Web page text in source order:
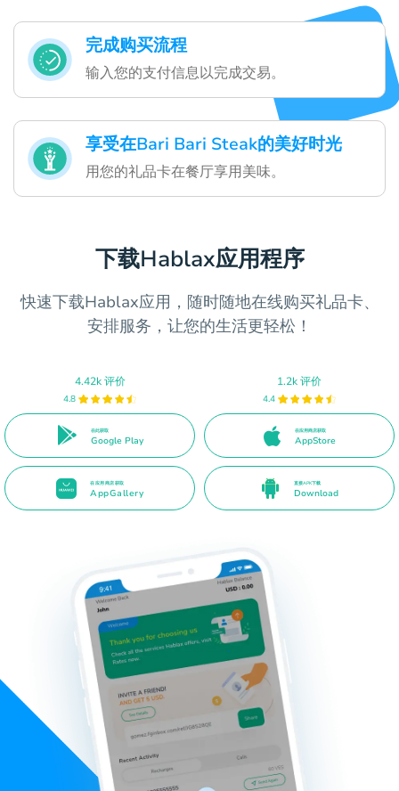
完成购买流程
输入您的支付信息以完成交易。
享受在Bari Bari Steak的美好时光
用您的礼品卡在餐厅享用美味。
下载Hablax应用程序
快速下载Hablax应用，随时随地在线购买礼品卡、
安排服务，让您的生活更轻松！
4.42k 评价
4.8
在此获取
Google Play
1.2k 评价
4.4
在应用商店获取
AppStore
在应用商店获取
AppGallery
直接APK下载
Download